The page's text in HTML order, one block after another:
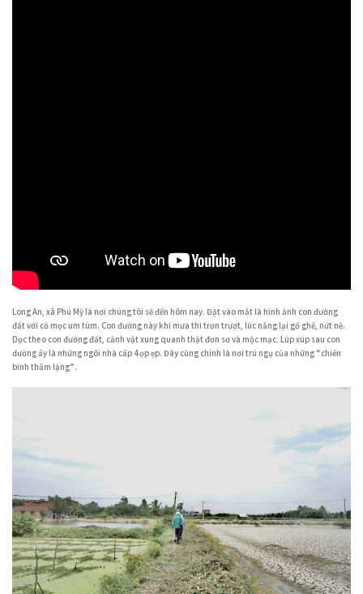
Long An, xã Phú Mỹ là nơi chúng tôi sẽ đến hôm nay. Đặt vào mắt là hình ảnh con đường
đất với cỏ mọc um tùm. Con đường này khi mưa thì trơn trượt, lúc nắng lại gồ ghề, nứt nẻ.
Dọc theo con đường đất, cảnh vật xung quanh thật đơn sơ và mộc mạc. Lúp xúp sau con
đường ấy là những ngôi nhà cấp 4 ọp ẹp. Đây cũng chính là nơi trú ngụ của những “chiến
binh thầm lặng”.